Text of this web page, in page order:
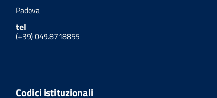
Padova
tel
(+39) 049.8718855
Codici istituzionali